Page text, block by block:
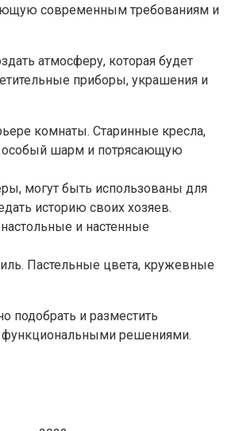
современным требованиям и
атмосферу, которая будет
приборы, украшения и
комнаты. Старинные кресла,
особый шарм и потрясающую
могут быть использованы для
историю своих хозяев.
и настенные
Пастельные цвета, кружевные
подобрать и разместить
функциональными решениями.